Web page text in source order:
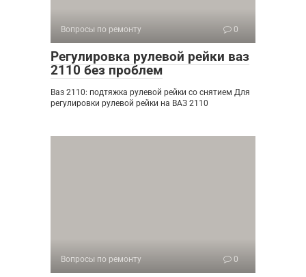
Вопросы по ремонту 0
Регулировка рулевой рейки ваз
2110 без проблем
Ваз 2110: подтяжка рулевой рейки со снятием Для
регулировки рулевой рейки на ВАЗ 2110
Вопросы по ремонту 0